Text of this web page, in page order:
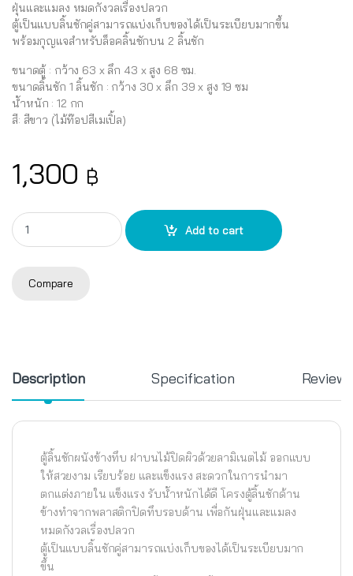
ฝุ่นและแมลง หมดกังวลเรื่องปลวก
ตู้เป็นแบบลิ้นชักคู่สามารถแบ่งเก็บของได้เป็นระเบียบมากขึ้น
พร้อมกุญแจสำหรับล็อคลิ้นชักบน 2 ลิ้นชัก
ขนาดตู้ : กว้าง 63 x ลึก 43 x สูง 68 ซม.
ขนาดลิ้นชัก 1 ลิ้นชัก : กว้าง 30 x ลึก 39 x สูง 19 ซม
น้ำหนัก : 12 กก
สี: สีขาว (ไม้ท๊อปสีเมเปิ้ล)
1,300 ฿
ตู้ลิ้นชัก UP รุ่น SUMO WOODTOP DUO-L 3ชั้น พร้อมกุญแจล็อค
Add to cart
Compare
Description Specification Reviews
ตู้ลิ้นชักผนังข้างทึบ ฝาบนไม้ปิดผิวด้วยลามิเนตไม้ ออกแบบ
ให้สวยงาม เรียบร้อย และแข็งแรง สะดวกในการนำมา
ตกแต่งภายใน แข็งแรง รับน้ำหนักได้ดี โครงตู้ลิ้นชักด้าน
ข้างทำจากพลาสติกปิดทึบรอบด้าน เพื่อกันฝุ่นและแมลง
หมดกังวลเรื่องปลวก
ตู้เป็นแบบลิ้นชักคู่สามารถแบ่งเก็บของได้เป็นระเบียบมาก
ขึ้น